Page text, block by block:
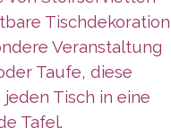
Tischdekoration
Veranstaltung
Taufe, diese
Tisch in eine
Tafel.